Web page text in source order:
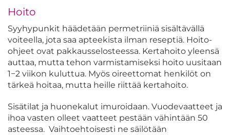
Hoito
Syyhypunkit häädetään permetriiniä sisältävällä
voiteella, jota saa apteekista ilman reseptiä. Hoito-
ohjeet ovat pakkausselosteessa. Kertahoito yleensä
auttaa, mutta tehon varmistamiseksi hoito uusitaan
1−2 viikon kuluttua. Myös oireettomat henkilöt on
tärkeä hoitaa, mutta heille riittää kertahoito.
Sisätilat ja huonekalut imuroidaan. Vuodevaatteet ja
ihoa vasten olleet vaatteet pestään vähintään 50
asteessa. Vaihtoehtoisesti ne säilötään